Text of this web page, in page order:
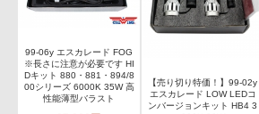
99-06y エスカレード FOG
※長さに注意が必要です HI
Dキット 880・881・894/8
00シリーズ 6000K 35W 高
性能薄型バラスト
【売り切り特価！】99-02y
エスカレード LOW LEDコ
ンバージョンキット HB4 3